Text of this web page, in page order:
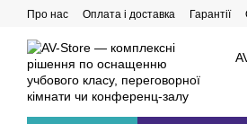
Перейти до основного контенту
Про нас Оплата і доставка Гарантії